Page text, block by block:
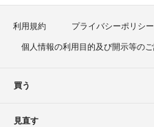
利用規約 プライバシーポリシー
個人情報の利用目的及び開示等の
買う
見直す